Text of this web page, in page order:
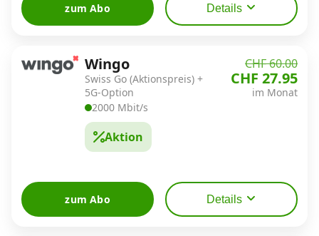
zum Abo Details
Wingo
Swiss Go (Aktionspreis) +
5G-Option
2000 Mbit/s
Aktion
CHF 60.00
CHF 27.95
im Monat
zum Abo Details